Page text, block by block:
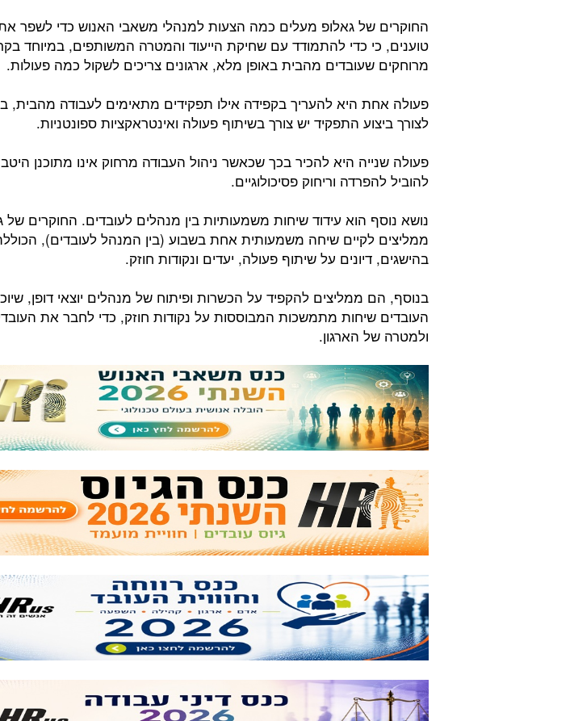
החוקרים של גאלופ מעלים כמה הצעות למנהלי משאבי האנוש כדי לשפר
טוענים, כי כדי להתמודד עם שחיקת הייעוד והמטרה המשותפים, במיוחד
מרוחקים שעובדים מהבית באופן מלא, ארגונים צריכים לשקול כמה פעולות.
פעולה אחת היא להעריך בקפידה אילו תפקידים מתאימים לעבודה מהבית,
לצורך ביצוע התפקיד יש צורך בשיתוף פעולה ואינטראקציות ספונטניות.
פעולה שנייה היא להכיר בכך שכאשר ניהול העבודה מרחוק אינו מתוכנן
להוביל להפרדה וריחוק פסיכולוגיים.
נושא נוסף הוא עידוד שיחות משמעותיות בין מנהלים לעובדים. החוקרים של
ממליצים לקיים שיחה משמעותית אחת בשבוע (בין המנהל לעובדים),
בהישגים, דיונים על שיתוף פעולה, יעדים ונקודות חוזק.
בנוסף, הם ממליצים להקפיד על הכשרות ופיתוח של מנהלים יוצאי דופן,
העובדים שיחות מתמשכות המבוססות על נקודות חוזק, כדי לחבר את
ולמטרה של הארגון.